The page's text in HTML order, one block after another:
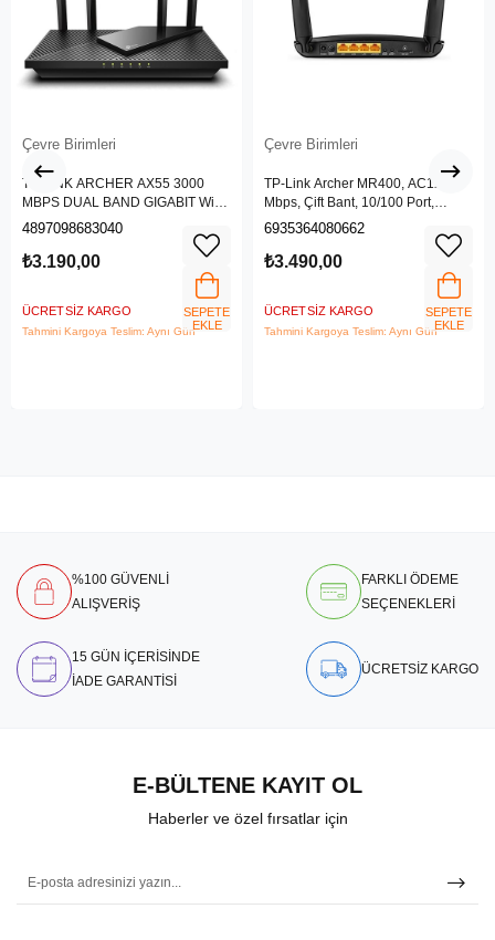
Çevre Birimleri
TP-LINK ARCHER AX55 3000
MBPS DUAL BAND GIGABIT Wi-Fi
6 ROUTER
4897098683040
₺3.190,00
ÜCRETSIZ KARGO
Tahmini Kargoya Teslim: Aynı Gün
SEPETE
EKLE
Çevre Birimleri
TP-Link Archer MR400, AC1200
Mbps, Çift Bant, 10/100 Port,
4G/3G SIM Yuvası, Kablosuz 4G
6935364080662
₺3.490,00
ÜCRETSIZ KARGO
Tahmini Kargoya Teslim: Aynı Gün
SEPETE
EKLE
%100 GÜVENLİ
ALIŞVERİŞ
FARKLI ÖDEME
SEÇENEKLERİ
15 GÜN İÇERİSİNDE
İADE GARANTİSİ
ÜCRETSİZ KARGO
E-BÜLTENE KAYIT OL
Haberler ve özel fırsatlar için